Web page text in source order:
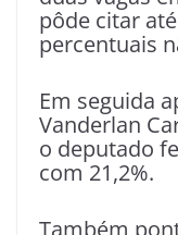
pôde citar
percentuais
Em seguida
Vanderlan
o deputado
com 21,2%.